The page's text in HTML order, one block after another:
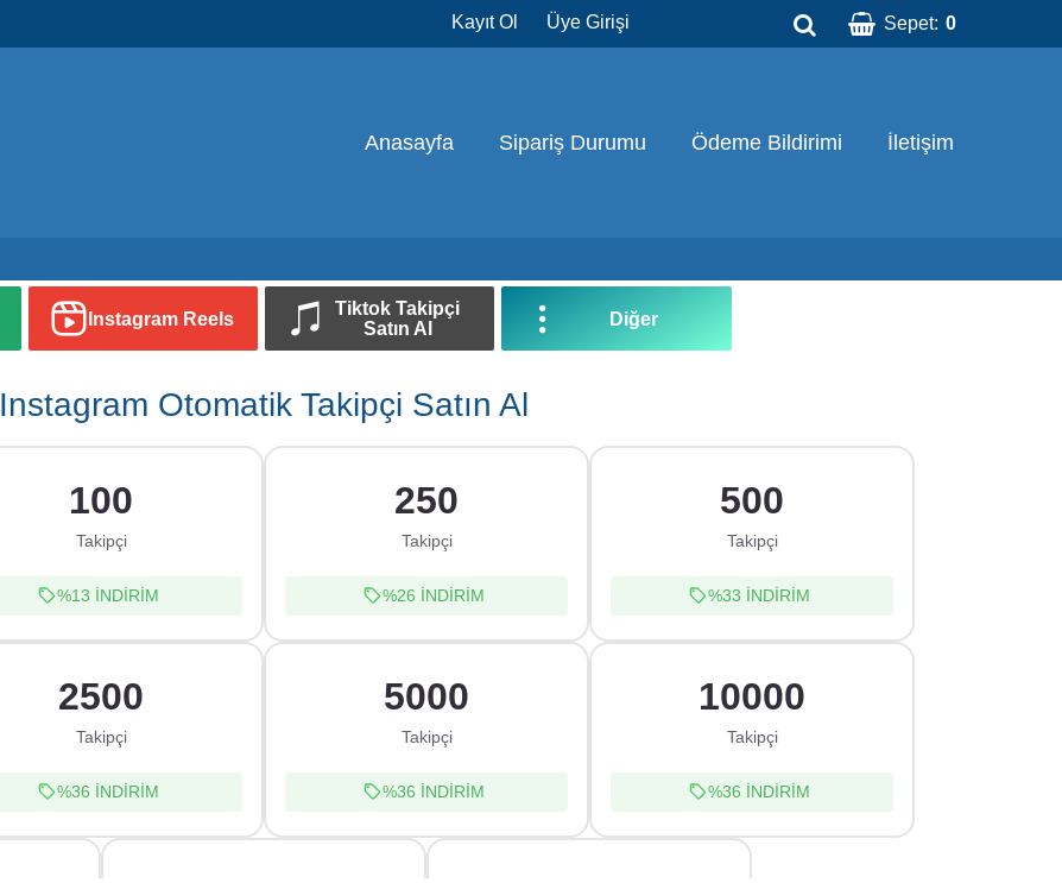
Sepet: 0
Kayıt Ol Üye Girişi
Anasayfa Sipariş Durumu Ödeme Bildirimi İletişim
Instagram Reels
Tiktok Takipçi
Satın Al
Diğer
Instagram Otomatik Takipçi Satın Al
100
Takipçi
%13 İNDİRİM
250
Takipçi
%26 İNDİRİM
500
Takipçi
%33 İNDİRİM
2500
Takipçi
%36 İNDİRİM
5000
Takipçi
%36 İNDİRİM
10000
Takipçi
%36 İNDİRİM